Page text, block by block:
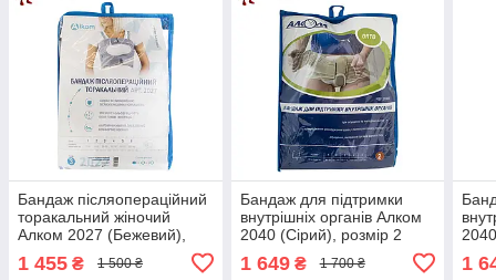
Бандаж післяопераційний
торакальний жіночий
Алком 2027 (Бежевий),
1 455 ₴ 1 500 ₴
Бандаж для підтримки
внутрішніх органів Алком
2040 (Сірий), розмір 2
1 649₴ 1 700 ₴ 1